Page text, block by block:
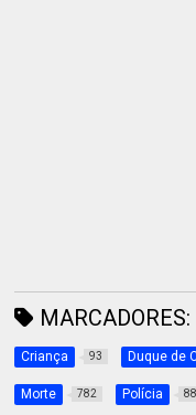
MARCADORES:
Criança 93 Duque de
Morte 782 Polícia